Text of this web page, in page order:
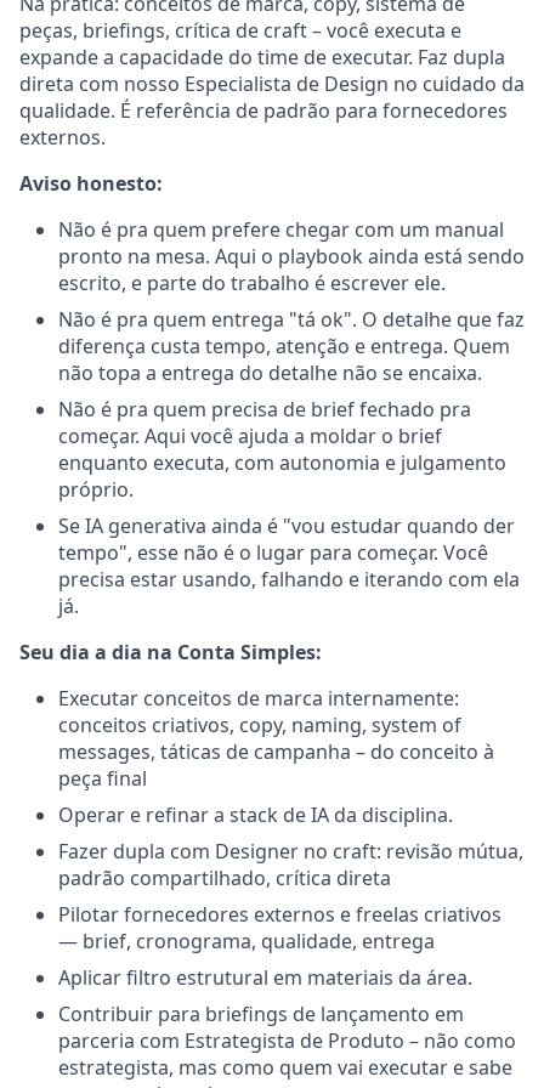
peças, briefings, crítica de craft – você executa e
expande a capacidade do time de executar. Faz dupla
direta com nosso Especialista de Design no cuidado da
qualidade. É referência de padrão para fornecedores
externos.
Aviso honesto:
Não é pra quem prefere chegar com um manual
pronto na mesa. Aqui o playbook ainda está sendo
escrito, e parte do trabalho é escrever ele.
Não é pra quem entrega "tá ok". O detalhe que faz
diferença custa tempo, atenção e entrega. Quem
não topa a entrega do detalhe não se encaixa.
Não é pra quem precisa de brief fechado pra
começar. Aqui você ajuda a moldar o brief
enquanto executa, com autonomia e julgamento
próprio.
Se IA generativa ainda é "vou estudar quando der
tempo", esse não é o lugar para começar. Você
precisa estar usando, falhando e iterando com ela
já.
Seu dia a dia na Conta Simples:
Executar conceitos de marca internamente:
conceitos criativos, copy, naming, system of
messages, táticas de campanha – do conceito à
peça final
Operar e refinar a stack de IA da disciplina.
Fazer dupla com Designer no craft: revisão mútua,
padrão compartilhado, crítica direta
Pilotar fornecedores externos e freelas criativos
— brief, cronograma, qualidade, entrega
Aplicar filtro estrutural em materiais da área.
Contribuir para briefings de lançamento em
parceria com Estrategista de Produto – não como
estrategista, mas como quem vai executar e sabe